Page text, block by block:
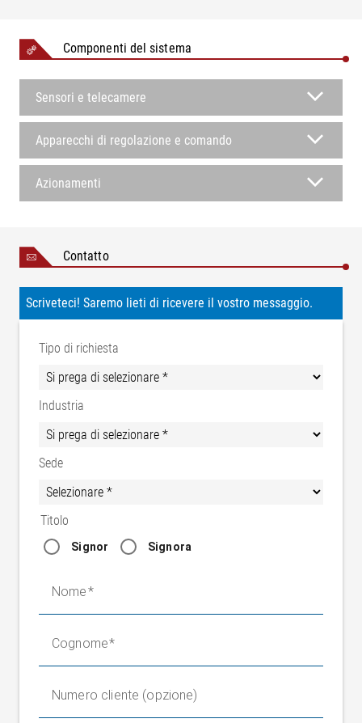
Leggenda
K = correzione dell'avanzamento del nastro | α = angolo bordo
di taglio | AB = larghezza di lavoro | BB = larghezza del nastro
| NB = larghezza nominale | LÜ = tratto di trasferimento | L2
= tratto di uscita | 1 = centro di rotazione | 2 = ingresso nastro
trasportatore | 3 = nastro trasportatore | 4 = sensore | 5
= fissaggio nastro trasportatore | L1 = tratto di ingresso
Opzione 1
Esercizio in modalità divisa: regolazione sidewall
Opzione 2
Esercizio in modalità accoppiata: regolazione innerliner
Componenti del sistema
Sensori e telecamere
Apparecchi di regolazione e comando
Azionamenti
Contatto
Scriveteci! Saremo lieti di ricevere il vostro messaggio.
Tipo di richiesta
Industria
Sede
Titolo
Signor Signora
Nome
Cognome
Numero cliente (opzione)